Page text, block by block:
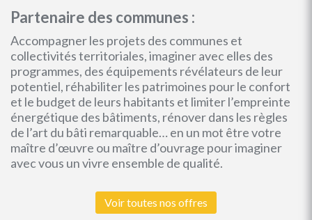
Partenaire des communes :
Accompagner les projets des communes et
collectivités territoriales, imaginer avec elles des
programmes, des équipements révélateurs de leur
potentiel, réhabiliter les patrimoines pour le confort
et le budget de leurs habitants et limiter l’empreinte
énergétique des bâtiments, rénover dans les règles
de l’art du bâti remarquable… en un mot être votre
maître d’œuvre ou maître d’ouvrage pour imaginer
avec vous un vivre ensemble de qualité.
Voir toutes nos offres